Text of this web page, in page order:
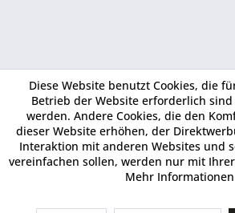
Diese Website benutzt Cookies, die
Betrieb der Website erforderlich
werden. Andere Cookies, die den
dieser Website erhöhen, der
Interaktion mit anderen Websites und
vereinfachen sollen, werden nur mit
Mehr Informationen